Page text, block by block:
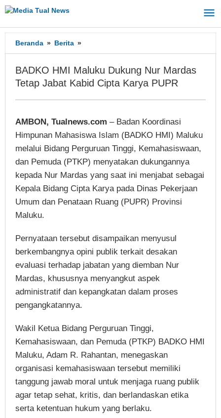
Lewati
ke
konten
Beranda » Berita »
HMI
Dukung
Nur
Kabid
Cipta
Karya
PUPR
BADKO HMI Maluku Dukung Nur Mardas
Tetap Jabat Kabid Cipta Karya PUPR
AMBON, Tualnews.com – Badan Koordinasi
Himpunan Mahasiswa Islam (BADKO HMI) Maluku
melalui Bidang Perguruan Tinggi, Kemahasiswaan,
dan Pemuda (PTKP) menyatakan dukungannya
kepada Nur Mardas yang saat ini menjabat sebagai
Kepala Bidang Cipta Karya pada Dinas Pekerjaan
Umum dan Penataan Ruang (PUPR) Provinsi
Maluku.
Pernyataan tersebut disampaikan menyusul
berkembangnya opini publik terkait desakan
evaluasi terhadap jabatan yang diemban Nur
Mardas, khususnya menyangkut aspek
administratif dan kepangkatan dalam proses
pengangkatannya.
Wakil Ketua Bidang Perguruan Tinggi,
Kemahasiswaan, dan Pemuda (PTKP) BADKO HMI
Maluku, Adam R. Rahantan, menegaskan
organisasi kemahasiswaan tersebut memiliki
tanggung jawab moral untuk menjaga ruang publik
agar tetap sehat, kritis, dan berlandaskan etika
serta ketentuan hukum yang berlaku.